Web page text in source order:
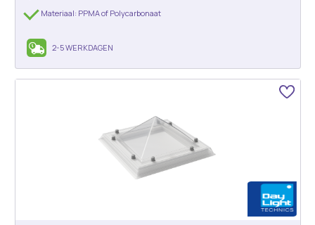
Materiaal: PPMA of Polycarbonaat
2-5 WERKDAGEN